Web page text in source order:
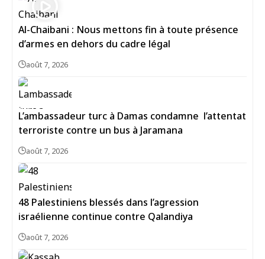
Al-Chaibani : Nous mettons fin à toute présence
d’armes en dehors du cadre légal
août 7, 2026
L’ambassadeur turc à Damas condamne l’attentat
terroriste contre un bus à Jaramana
août 7, 2026
48 Palestiniens blessés dans l’agression
israélienne continue contre Qalandiya
août 7, 2026